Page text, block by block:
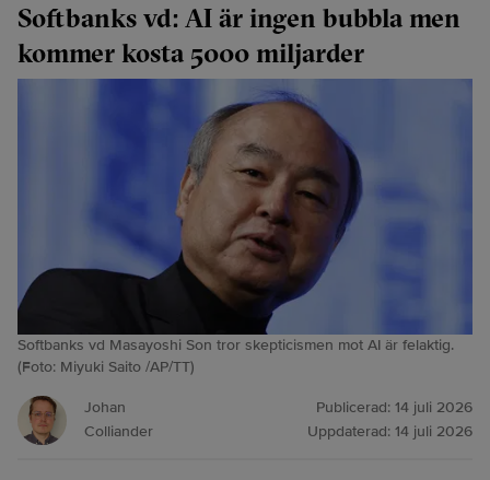
Softbanks vd: AI är ingen bubbla men
kommer kosta 5000 miljarder
Softbanks vd Masayoshi Son tror skepticismen mot AI är felaktig.
(Foto: Miyuki Saito /AP/TT)
Johan
Colliander
Publicerad: 14 juli 2026
Uppdaterad: 14 juli 2026